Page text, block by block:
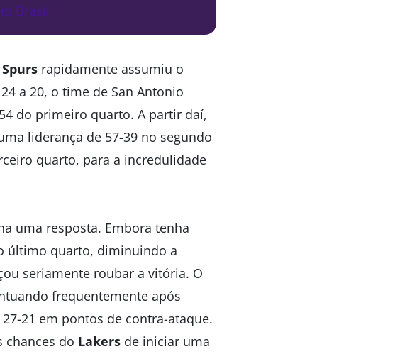
Brasil
Spurs rapidamente assumiu o
a 20, o time de San Antonio
do primeiro quarto. A partir daí,
liderança de 57-39 no segundo
quarto, para a incredulidade
uma resposta. Embora tenha
último quarto, diminuindo a
seriamente roubar a vitória. O
frequentemente após
21 em pontos de contra-ataque.
chances do Lakers de iniciar uma